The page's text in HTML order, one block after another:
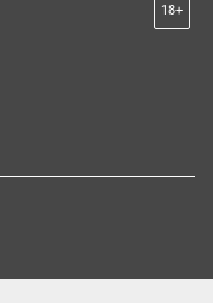
18+